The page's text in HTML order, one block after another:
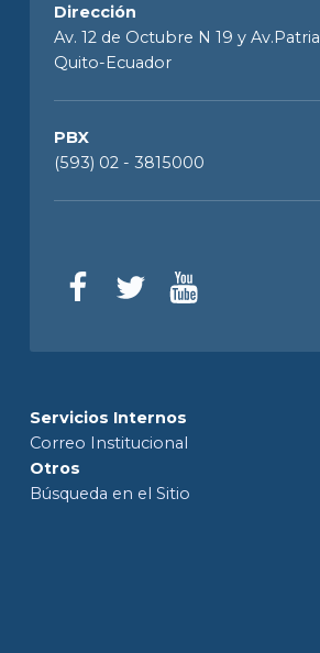
Dirección
Av. 12 de Octubre N 19 y Av.Patria
Quito-Ecuador
PBX
(593) 02 - 3815000
Servicios Internos
Correo Institucional
Otros
Búsqueda en el Sitio